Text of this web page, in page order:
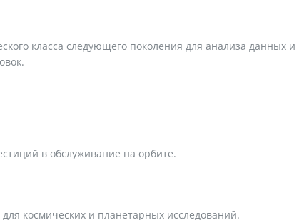
класса следующего поколения для анализа данных и
в обслуживание на орбите.
космических и планетарных исследований.